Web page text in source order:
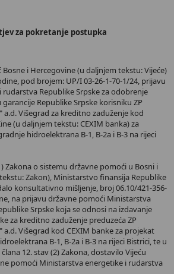
za pokretanje postupka
i Hercegovine (u daljnjem tekstu: Vijeće)
pod brojem: UP/I 03-26-1-70-1/24, prijavu
Republike Srpske za odobrenje
Republike Srpske korisniku ZP
Višegrad za kreditno zaduženje kod
(u daljnjem tekstu: CEXIM banka) za
hidroelektrana B-1, B-2a i B-3 na rijeci
Zakona o sistemu državne pomoći u Bosni i
Zakon), Ministarstvo finansija Republike
konsultativno mišljenje, broj 06.10/421-356-
na prijavu državne pomoći Ministarstva
Srpske koja se odnosi na izdavanje
za kreditno zaduženje preduzeća ZP
Višegrad kod CEXIM banke za projekat
B-1, B-2a i B-3 na rijeci Bistrici, te u
12. stav (2) Zakona, dostavilo Vijeću
pomoći Ministarstva energetike i rudarstva